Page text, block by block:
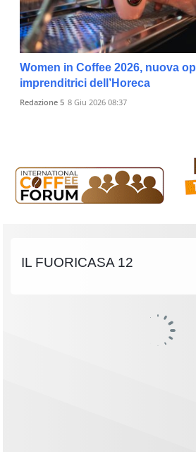
Women in Coffee 2026, nuova
imprenditrici dell’Horeca
Redazione 5 8 Giu 2026 08:37